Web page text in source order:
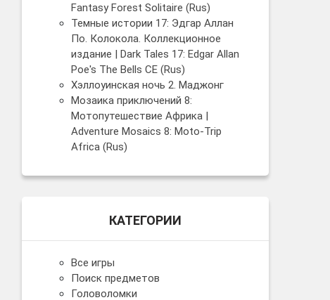
Fantasy Forest Solitaire (Rus)
Темные истории 17: Эдгар Аллан
По. Колокола. Коллекционное
издание | Dark Tales 17: Edgar Allan
Poe's The Bells CE (Rus)
Хэллоуинская ночь 2. Маджонг
Мозаика приключений 8:
Мотопутешествие Африка |
Adventure Mosaics 8: Moto-Trip
Africa (Rus)
КАТЕГОРИИ
Все игры
Поиск предметов
Головоломки